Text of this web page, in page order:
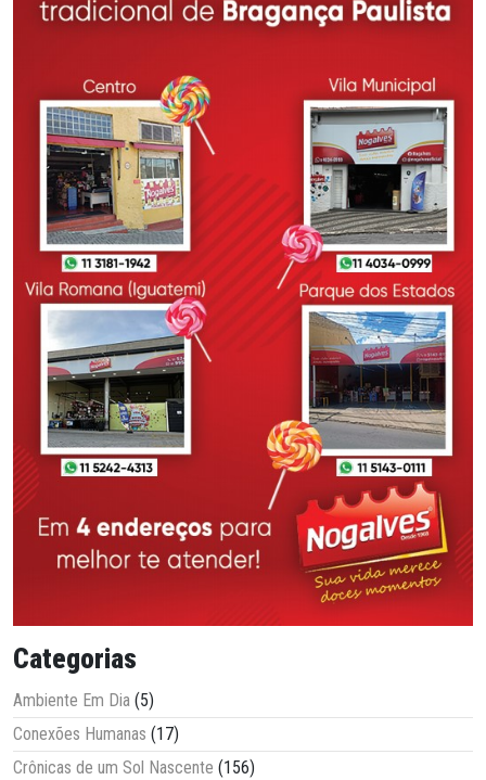
Categorias
Ambiente Em Dia (5)
Conexões Humanas (17)
Crônicas de um Sol Nascente (156)